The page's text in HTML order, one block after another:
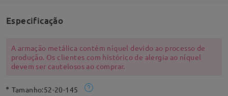
Especificação
A armação metálica contém níquel devido ao processo de
produção. Os clientes com histórico de alergia ao níquel
devem ser cautelosos ao comprar.
Tamanho:52-20-145